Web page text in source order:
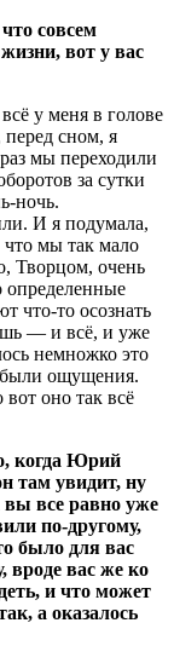
совсем
вот у вас
у меня в голове
сном, я
мы переходили
за сутки
ночь.
И я подумала,
что мы так мало
Творцом, очень
определенные
что-то осознать
— и всё, и уже
немножко это
были ощущения.
оно так всё
когда Юрий
там увидит, ну
вы все равно уже
по-другому,
было для вас
вроде вас же ко
и что может
а оказалось